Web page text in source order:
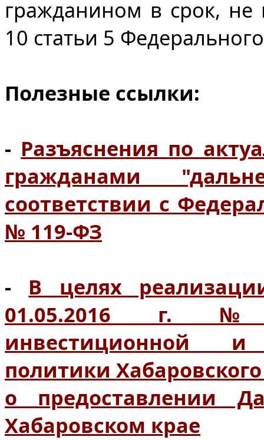
гражданином в срок,
10 статьи 5
Полезные ссылки:
- Разъяснения по
гражданами
соответствии с
№ 119-ФЗ
- В целях
01.05.2016 г.
инвестиционной и
политики
о предоставлении
Хабаровском крае